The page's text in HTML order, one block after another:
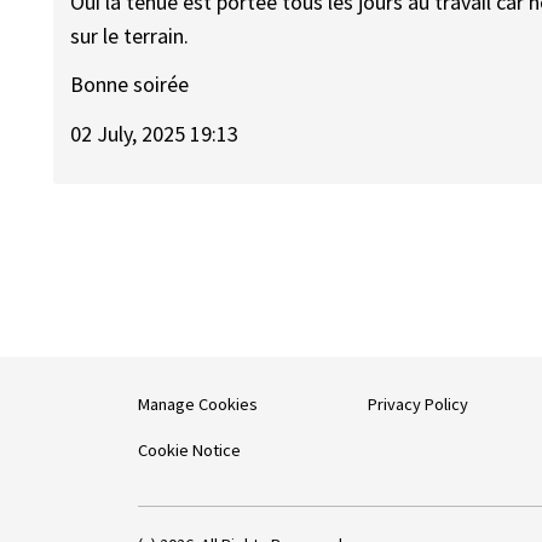
sur le terrain.
Bonne soirée
02 July, 2025 19:13
Manage Cookies
Cookie Notice
Privacy Policy